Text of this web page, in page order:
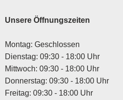
Unsere Öffnungszeiten
Montag: Geschlossen
Dienstag: 09:30 - 18:00 Uhr
Mittwoch: 09:30 - 18:00 Uhr
Donnerstag: 09:30 - 18:00 Uhr
Freitag: 09:30 - 18:00 Uhr